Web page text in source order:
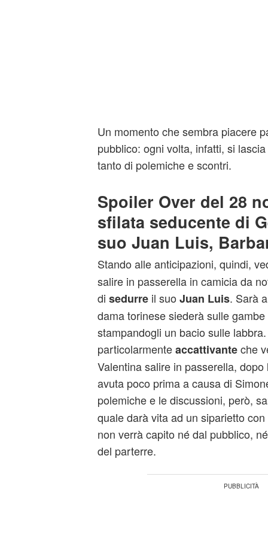
Un momento che sembra piacere
pubblico: ogni volta, infatti, si
tanto di polemiche e scontri.
Spoiler Over del 28
sfilata seducente di
suo Juan Luis,
Stando alle anticipazioni, quindi,
salire in passerella in camicia da
di sedurreil suo Juan Luis. Sarà
dama torinese siederà sulle
stampandogli un bacio sulle
particolarmenteaccattivanteche
Valentina salire in passerella,
avuta poco prima a causa di
polemiche e le discussioni, però,
quale darà vita ad un siparietto
non verrà capito né dal pubblico,
del parterre.